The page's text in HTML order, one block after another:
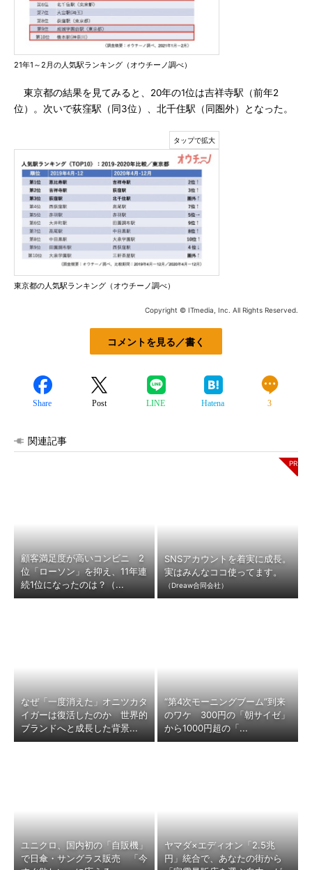
21年1～2月の人気駅ランキング（オウチーノ調べ）
東京都の結果を見てみると、20年の1位は吉祥寺駅（前年2
位）。次いで荻窪駅（同3位）、北千住駅（同圏外）となった。
東京都の人気駅ランキング（オウチーノ調べ）
Copyright © ITmedia, Inc. All Rights Reserved.
コメントを見る／書く
Share Post LINE Hatena 3
関連記事
顧客満足度が高いコンビニ 2
位「ローソン」を抑え、11年連
続1位になったのは？（...
SNSアカウントを着実に成長。
実はみんなココ使ってます。
（Dreaw合同会社）
なぜ「一度消えた」オニツカタ
イガーは復活したのか 世界的
ブランドへと成長した背景...
“第4次モーニングブーム”到来
のワケ 300円の「朝サイゼ」
から1000円超の「...
ユニクロ、国内初の「自販機」
で日傘・サングラス販売 「今
ヤマダ×エディオン「2.5兆
円」統合で、あなたの街から